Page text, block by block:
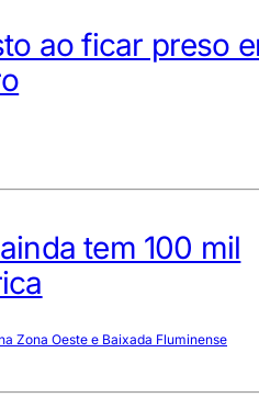
ao ficar preso
tem 100 mil
Zona Oeste e Baixada Fluminense